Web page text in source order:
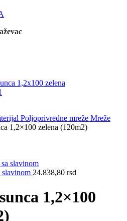
Poljoprivredne mreže Mreže
1,2×100 zelena (120m2)
slavinom 24.838,80 rsd
1,2×100